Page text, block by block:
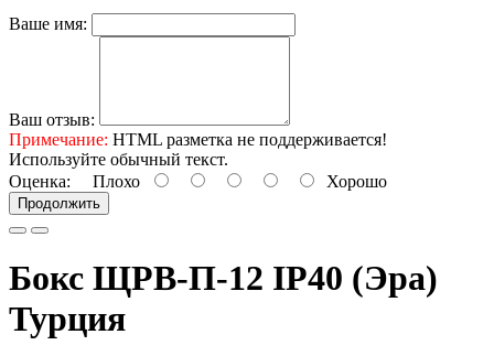
Ваше имя:
Ваш отзыв:
Примечание: HTML разметка не поддерживается!
Используйте обычный текст.
Оценка: Плохо Хорошо
Продолжить
Бокс ЩРВ-П-12 IP40 (Эра)
Турция